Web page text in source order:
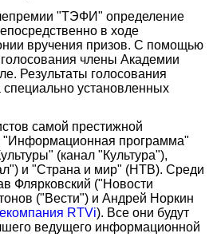
"ТЭФИ" определение
в ходе
вручения призов. С помощью
члены Академии
Результаты голосования
установленных
самой престижной
"Информационная программа"
(канал "Культура"),
и "Страна и мир" (НТВ). Среди
Флярковский ("Новости
("Вести") и Андрей Норкин
RTVi). Все они будут
ведущего информационной